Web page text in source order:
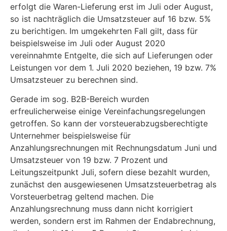
erfolgt die Waren-Lieferung erst im Juli oder August,
so ist nachträglich die Umsatzsteuer auf 16 bzw. 5%
zu berichtigen. Im umgekehrten Fall gilt, dass für
beispielsweise im Juli oder August 2020
vereinnahmte Entgelte, die sich auf Lieferungen oder
Leistungen vor dem 1. Juli 2020 beziehen, 19 bzw. 7%
Umsatzsteuer zu berechnen sind.
Gerade im sog. B2B-Bereich wurden
erfreulicherweise einige Vereinfachungsregelungen
getroffen. So kann der vorsteuerabzugsberechtigte
Unternehmer beispielsweise für
Anzahlungsrechnungen mit Rechnungsdatum Juni und
Umsatzsteuer von 19 bzw. 7 Prozent und
Leitungszeitpunkt Juli, sofern diese bezahlt wurden,
zunächst den ausgewiesenen Umsatzsteuerbetrag als
Vorsteuerbetrag geltend machen. Die
Anzahlungsrechnung muss dann nicht korrigiert
werden, sondern erst im Rahmen der Endabrechnung,